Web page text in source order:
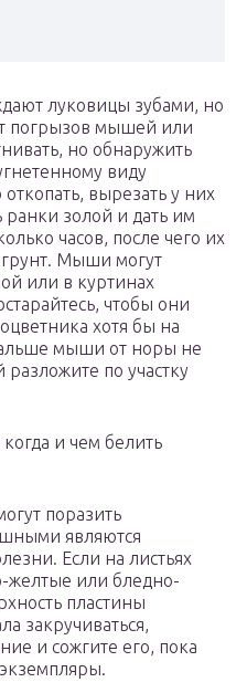
луковицы зубами, но
погрызов мышей или
но обнаружить
виду
вырезать у них
ранки золой и дать им
часов, после чего их
Мыши могут
или в куртинах
чтобы они
хотя бы на
мыши от норы не
разложите по участку
и чем белить
поразить
являются
Если на листьях
желтые или бледно-
пластины
закручиваться,
и сожгите его, пока